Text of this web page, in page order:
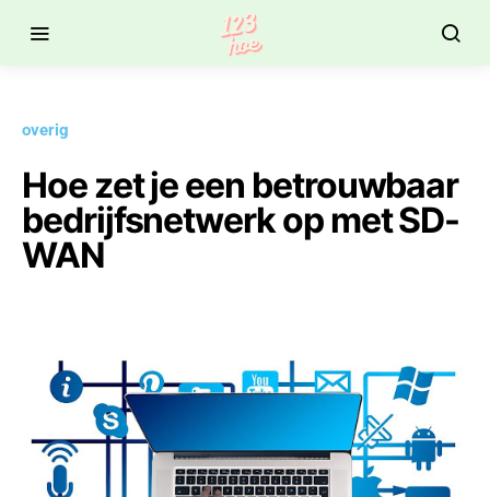
overig
Hoe zet je een betrouwbaar
bedrijfsnetwerk op met SD-
WAN